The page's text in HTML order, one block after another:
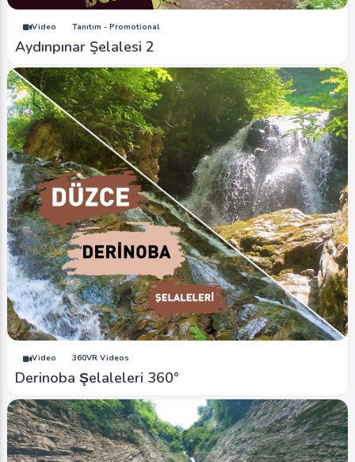
Video Tanıtım - Promotional
Aydınpınar Şelalesi 2
Video 360VR Videos
Derinoba Şelaleleri 360°